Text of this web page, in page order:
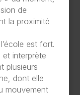
de
la proximité
est fort.
et interprète
plusieurs
dont elle
mouvement